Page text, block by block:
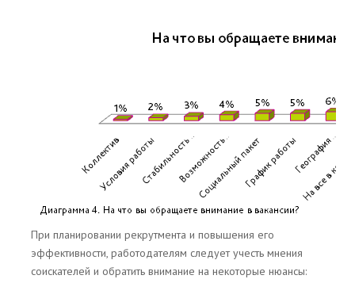
При планировании рекрутмента и повышения его
эффективности, работодателям следует учесть мнения
соискателей и обратить внимание на некоторые нюансы: